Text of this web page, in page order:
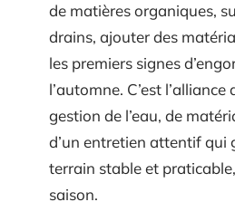
de matières organiques,
drains, ajouter des
les premiers signes
l’automne. C’est l’alliance
gestion de l’eau, de
d’un entretien attentif qui
terrain stable et
saison.